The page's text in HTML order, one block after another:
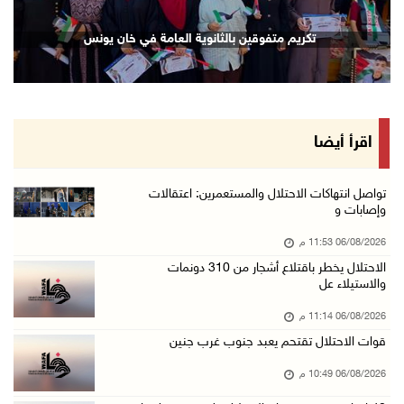
إصابة مسن بجروح ورضوض إثر اعتداء جيش الاحتلال ...
06/آب/2026 09:13 م
ورشة توصي بخطة عاجلة لاستعادة التعليم الوجاهي ...
الرئيس يستقبل مجلس بلدية رام الله ويشدد على د ...
جماهير شعبنا تشيع جثمان الشهيد علاء صبيح في ت ...
الاحتلال يوسع حملات الدهم والاعتقال في قلنديا ...
06/آب/2026 08:06 م
الرئيس المصري وملك البحرين يشددان على ضرورة ت ...
تكريم متفوقين بالثانوية العامة في خان يونس
اقرأ أيضا
تواصل انتهاكات الاحتلال والمستعمرين: اعتقالات
وإصابات و
06/08/2026 11:53 م
الاحتلال يخطر باقتلاع أشجار من 310 دونمات
والاستيلاء عل
06/08/2026 11:14 م
قوات الاحتلال تقتحم يعبد جنوب غرب جنين
06/08/2026 10:49 م